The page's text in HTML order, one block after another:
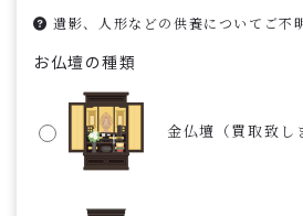
遺影、人形などの供養についてご不
お仏壇の種類
金仏壇（買取致し